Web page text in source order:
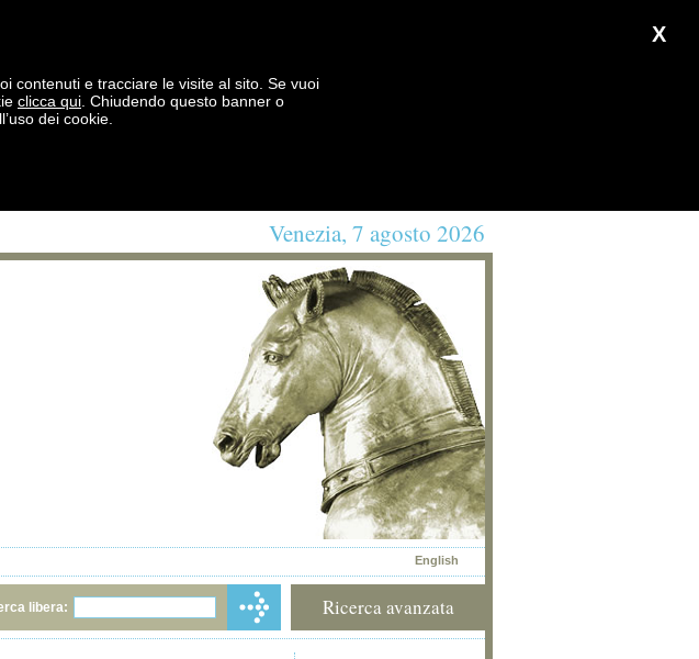
X
contenuti e tracciare le visite al sito. Se vuoi
clicca qui . Chiudendo questo banner o
dei cookie.
Venezia, 7 agosto 2026
English
libera: Ricerca avanzata